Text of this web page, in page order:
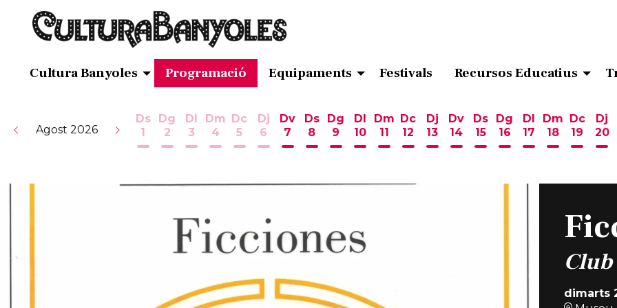
Cultura Banyoles Programació Equipaments Festivals Recursos Educatius
Agost 2026
Ds
1
Dissabte 1 d'agost
Dg
2
Diumenge 2 d'agost
Dl
3
Dilluns 3 d'agost
Dm
4
Dimarts 4 d'agost
Dc
5
Dimecres 5 d'agost
Dj
6
Dijous 6 d'agost
Dv
7
Divendres 7 d'agost
Ds
8
Dissabte 8 d'agost
Dg
9
Diumenge 9 d'agost
Dl
10
Dilluns 10 d'agost
Dm
11
Dimarts 11 d'agost
Dc
12
Dimecres 12 d'agost
Dj
13
Dijous 13 d'agost
Dv
14
Divendres 14 d'agost
Ds
15
Dissabte 15 d'agost
Dg
16
Diumenge 16
Dl
17
Dilluns 17
Dm
18
Dimarts 18
Dc
19
Dj
20
dimarts